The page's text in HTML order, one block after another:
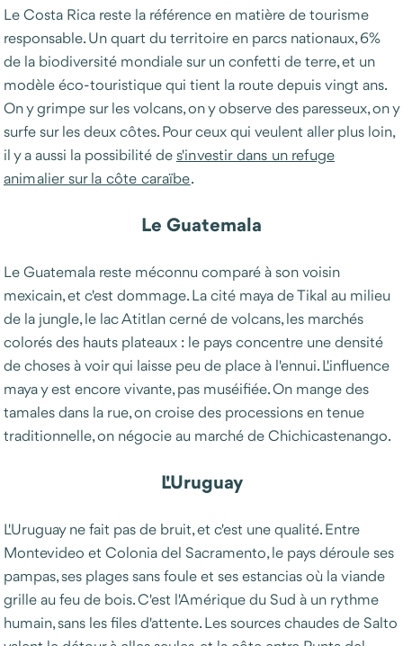
Le Costa Rica reste la référence en matière de tourisme
responsable. Un quart du territoire en parcs nationaux, 6%
de la biodiversité mondiale sur un confetti de terre, et un
modèle éco-touristique qui tient la route depuis vingt ans.
On y grimpe sur les volcans, on y observe des paresseux, on y
surfe sur les deux côtes. Pour ceux qui veulent aller plus loin,
il y a aussi la possibilité de s'investir dans un refuge
animalier sur la côte caraïbe.
Le Guatemala
Le Guatemala reste méconnu comparé à son voisin
mexicain, et c'est dommage. La cité maya de Tikal au milieu
de la jungle, le lac Atitlan cerné de volcans, les marchés
colorés des hauts plateaux : le pays concentre une densité
de choses à voir qui laisse peu de place à l'ennui. L'influence
maya y est encore vivante, pas muséifiée. On mange des
tamales dans la rue, on croise des processions en tenue
traditionnelle, on négocie au marché de Chichicastenango.
L'Uruguay
L'Uruguay ne fait pas de bruit, et c'est une qualité. Entre
Montevideo et Colonia del Sacramento, le pays déroule ses
pampas, ses plages sans foule et ses estancias où la viande
grille au feu de bois. C'est l'Amérique du Sud à un rythme
humain, sans les files d'attente. Les sources chaudes de Salto